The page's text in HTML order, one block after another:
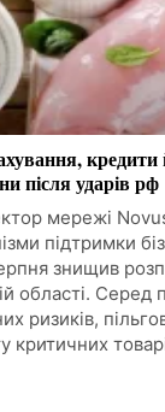
кредити
після ударів рф
мережі
підтримки
знищив
області.
ризиків,
критичних